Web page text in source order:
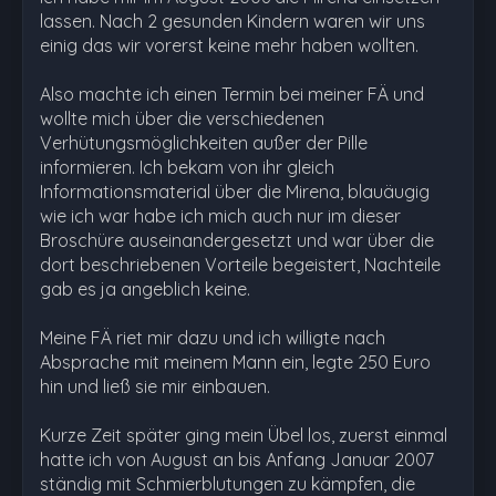
lassen. Nach 2 gesunden Kindern waren wir uns
einig das wir vorerst keine mehr haben wollten.
Also machte ich einen Termin bei meiner FÄ und
wollte mich über die verschiedenen
Verhütungsmöglichkeiten außer der Pille
informieren. Ich bekam von ihr gleich
Informationsmaterial über die Mirena, blauäugig
wie ich war habe ich mich auch nur im dieser
Broschüre auseinandergesetzt und war über die
dort beschriebenen Vorteile begeistert, Nachteile
gab es ja angeblich keine.
Meine FÄ riet mir dazu und ich willigte nach
Absprache mit meinem Mann ein, legte 250 Euro
hin und ließ sie mir einbauen.
Kurze Zeit später ging mein Übel los, zuerst einmal
hatte ich von August an bis Anfang Januar 2007
ständig mit Schmierblutungen zu kämpfen, die